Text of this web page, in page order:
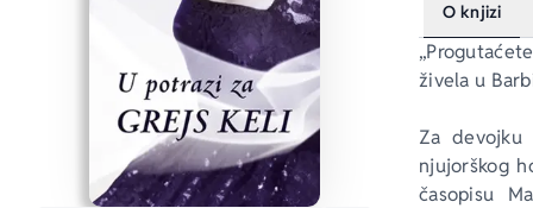
O knjizi
živela u
Za devojku
njujorškog
časopisu